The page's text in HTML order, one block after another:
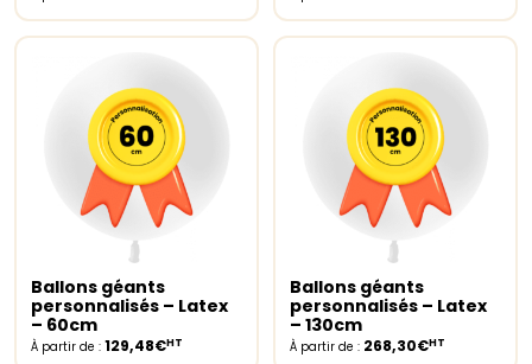
Select options
Ballons géants
personnalisés – Latex
– 60cm
À partir de : 129,48€HT
Select options
Ballons géants
personnalisés – Latex
– 130cm
À partir de : 268,30€HT